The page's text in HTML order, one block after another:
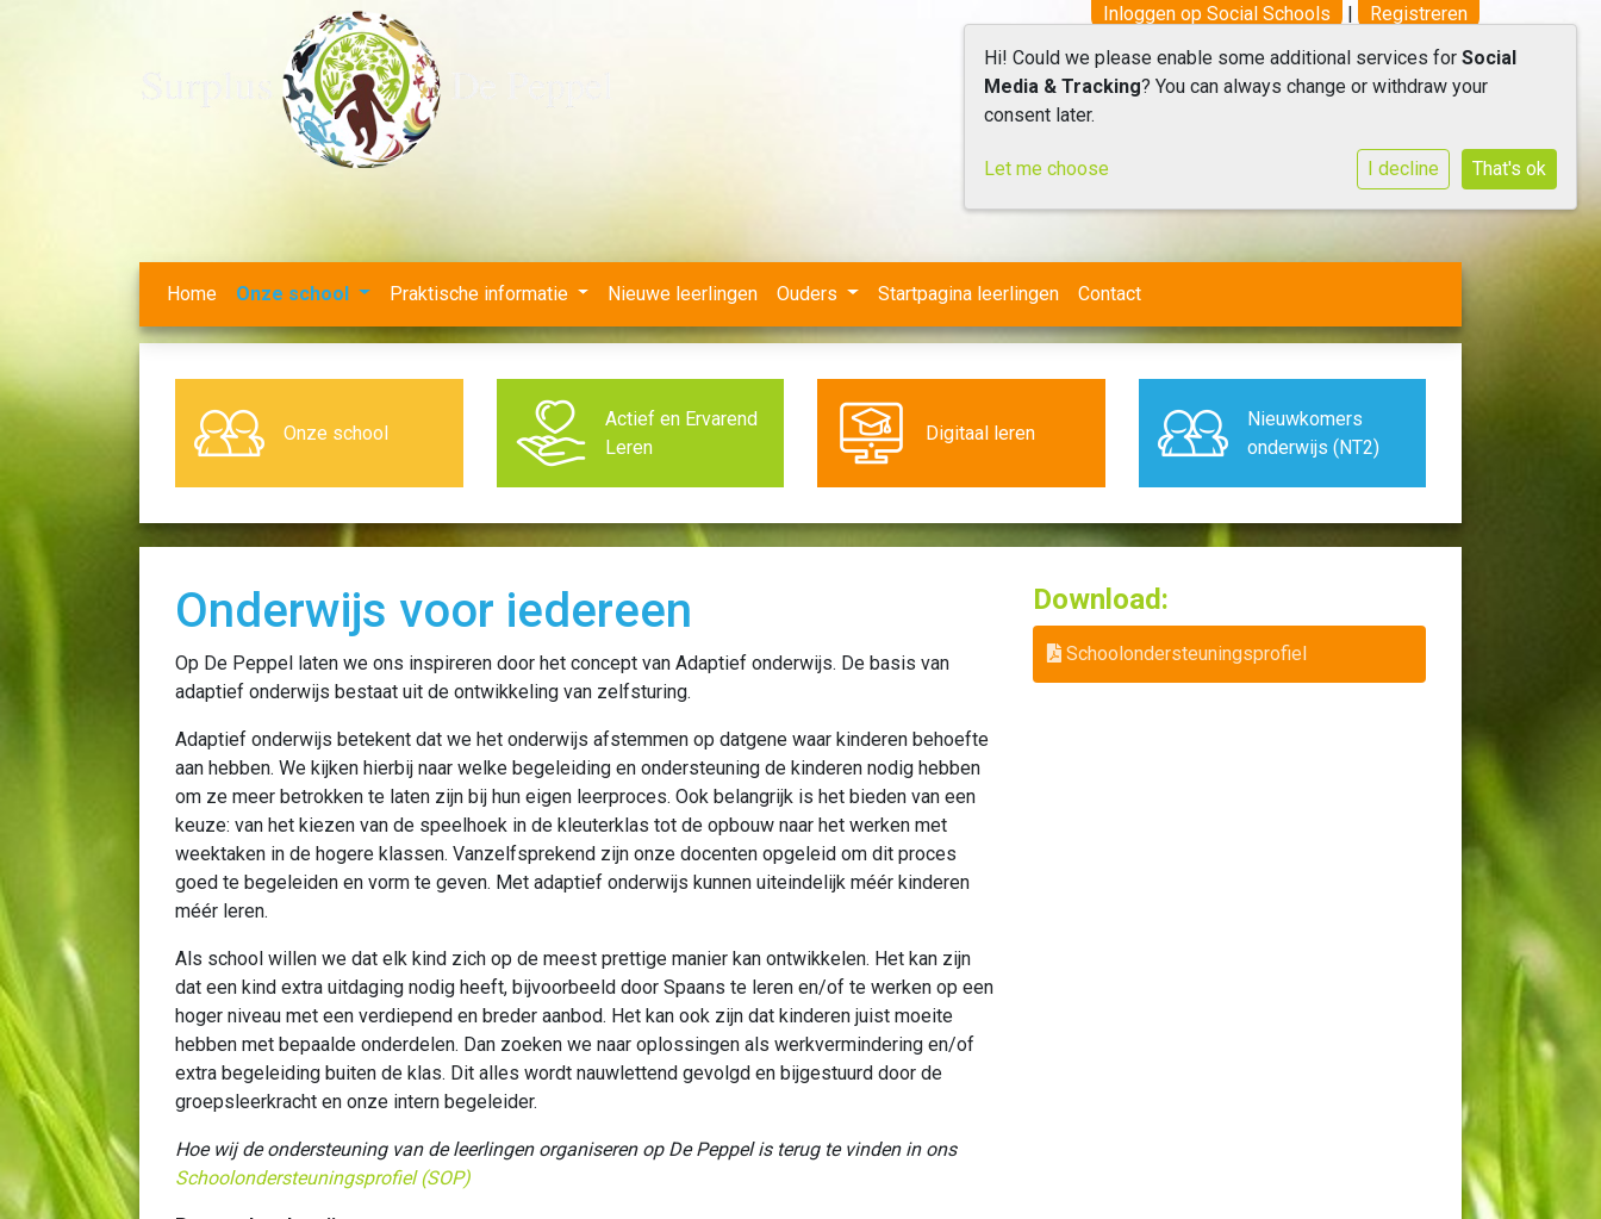
Inloggen op Social Schools | Registreren
Home Onze school Praktische informatie Nieuwe leerlingen Ouders Startpagina leerlingen Contact
Onze school
Actief en Ervarend
Leren
Digitaal leren
Nieuwkomers
onderwijs (NT2)
Onderwijs voor iedereen
Op De Peppel laten we ons inspireren door het concept van Adaptief onderwijs. De basis van
adaptief onderwijs bestaat uit de ontwikkeling van zelfsturing.
Adaptief onderwijs betekent dat we het onderwijs afstemmen op datgene waar kinderen behoefte
aan hebben. We kijken hierbij naar welke begeleiding en ondersteuning de kinderen nodig hebben
om ze meer betrokken te laten zijn bij hun eigen leerproces. Ook belangrijk is het bieden van een
keuze: van het kiezen van de speelhoek in de kleuterklas tot de opbouw naar het werken met
weektaken in de hogere klassen. Vanzelfsprekend zijn onze docenten opgeleid om dit proces
goed te begeleiden en vorm te geven. Met adaptief onderwijs kunnen uiteindelijk méér kinderen
méér leren.
Als school willen we dat elk kind zich op de meest prettige manier kan ontwikkelen. Het kan zijn
dat een kind extra uitdaging nodig heeft, bijvoorbeeld door Spaans te leren en/of te werken op een
hoger niveau met een verdiepend en breder aanbod. Het kan ook zijn dat kinderen juist moeite
hebben met bepaalde onderdelen. Dan zoeken we naar oplossingen als werkvermindering en/of
extra begeleiding buiten de klas. Dit alles wordt nauwlettend gevolgd en bijgestuurd door de
groepsleerkracht en onze intern begeleider.
Hoe wij de ondersteuning van de leerlingen organiseren op De Peppel is terug te vinden in ons
Schoolondersteuningsprofiel (SOP)
Download:
Schoolondersteuningsprofiel
Hi! Could we please enable some additional services for Social
Media & Tracking? You can always change or withdraw your
consent later.
Let me choose I decline That's ok